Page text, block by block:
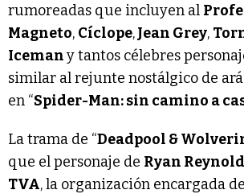
rumoreadas que incluyen al
Magneto, Cíclope,Jean Grey,
Icemany tantos célebres
similar al rejunte nostálgico de
en “Spider-Man: sin camino a
La trama de “Deadpool &
que el personaje de Ryan
TVA, la organización encargada